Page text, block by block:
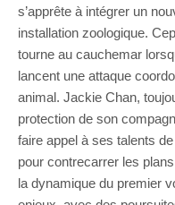
s’apprête à intégrer un
installation zoologique.
tourne au cauchemar
lancent une attaque
animal. Jackie Chan,
protection de son
faire appel à ses talents
pour contrecarrer les
la dynamique du premier